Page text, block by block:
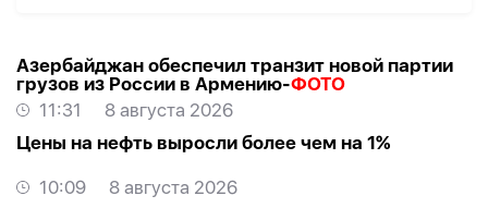
Азербайджан обеспечил транзит новой партии
грузов из России в Армению-ФОТО
11:31
8 августа 2026
Цены на нефть выросли более чем на 1%
10:09
8 августа 2026